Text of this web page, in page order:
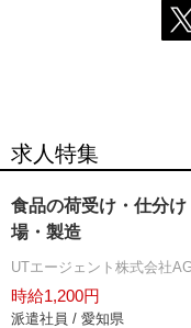
求人特集
食品の荷受け・仕分
場・製造
UTエージェント株式会社
時給1,200円
派遣社員 / 愛知県